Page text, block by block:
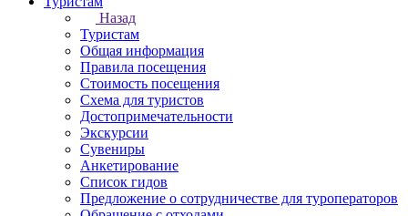
Назад
Туристам
Общая информация
Правила посещения
Стоимость посещения
Схема для туристов
Достопримечательности
Экскурсии
Сувениры
Анкетирование
Список гидов
Предложение о сотрудничестве для туроператоров